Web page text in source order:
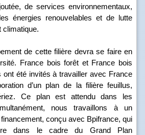
de services environnementaux,
énergies renouvelables et de lutte
climatique.
de cette filière devra se faire en
France bois forêt et France bois
ont été invités à travailler avec France
d’un plan de la filière feuillus,
Ce plan est attendu dans les
nous travaillons à un
conçu avec Bpifrance, qui
dans le cadre du Grand Plan